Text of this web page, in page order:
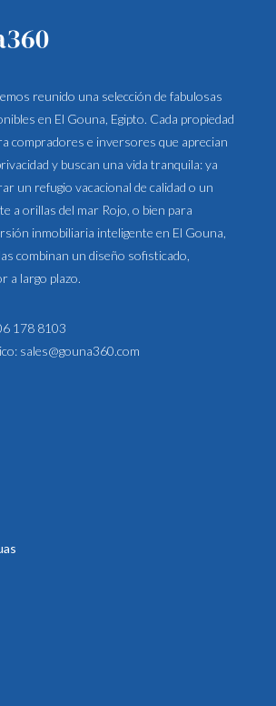
reunido una selección de fabulosas
en El Gouna, Egipto. Cada propiedad
compradores e inversores que aprecian
y buscan una vida tranquila: ya
un refugio vacacional de calidad o un
a orillas del mar Rojo, o bien para
inmobiliaria inteligente en El Gouna,
combinan un diseño sofisticado,
a largo plazo.
178 8103
sales@gouna360.com